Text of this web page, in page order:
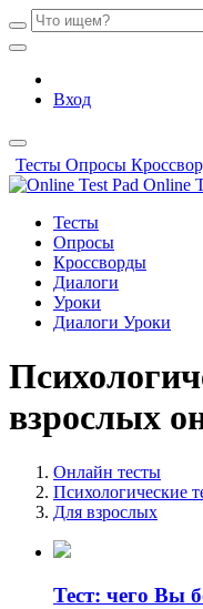
Вход
Тесты Опросы
Online
Тесты
Опросы
Кроссворды
Диалоги
Уроки
Диалоги Уроки
взрослых
Онлайн тесты
Психологические
Для взрослых
Тест: чего Вы